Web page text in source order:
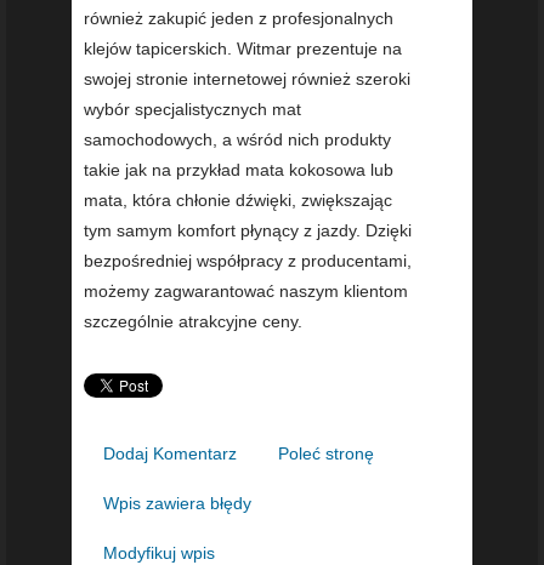
również zakupić jeden z profesjonalnych
klejów tapicerskich. Witmar prezentuje na
swojej stronie internetowej również szeroki
wybór specjalistycznych mat
samochodowych, a wśród nich produkty
takie jak na przykład mata kokosowa lub
mata, która chłonie dźwięki, zwiększając
tym samym komfort płynący z jazdy. Dzięki
bezpośredniej współpracy z producentami,
możemy zagwarantować naszym klientom
szczególnie atrakcyjne ceny.
Dodaj Komentarz Poleć stronę
Wpis zawiera błędy
Modyfikuj wpis